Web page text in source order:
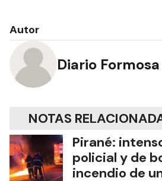
Autor
Diario Formosa
NOTAS
Pirané:
policial y de
incendio de